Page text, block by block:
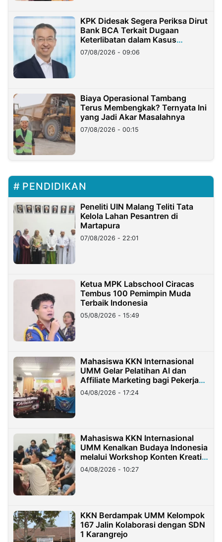
KPK Didesak Segera Periksa Dirut
Bank BCA Terkait Dugaan
Keterlibatan dalam Kasus
Hilangnya Dana Nasabah Rp2,58
Miliar
07/08/2026 - 09:06
Biaya Operasional Tambang
Terus Membengkak? Ternyata Ini
yang Jadi Akar Masalahnya
07/08/2026 - 00:15
PENDIDIKAN
Peneliti UIN Malang Teliti Tata
Kelola Lahan Pesantren di
Martapura
07/08/2026 - 22:01
Ketua MPK Labschool Ciracas
Tembus 100 Pemimpin Muda
Terbaik Indonesia
05/08/2026 - 15:49
Mahasiswa KKN Internasional
UMM Gelar Pelatihan AI dan
Affiliate Marketing bagi Pekerja
Migran Indonesia di Taiwan
04/08/2026 - 17:24
Mahasiswa KKN Internasional
UMM Kenalkan Budaya Indonesia
melalui Workshop Konten Kreatif
di Taiwan
04/08/2026 - 10:27
KKN Berdampak UMM Kelompok
167 Jalin Kolaborasi dengan SDN
1 Karangrejo